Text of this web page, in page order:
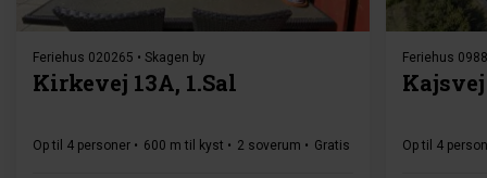
Feriehus 020265 • Skagen by
Kirkevej 13A, 1.Sal
Op til 4 personer 600 m til kyst 2 soverum Gratis Wi-Fi Vaskemaskine
Feriehus
Op til 4